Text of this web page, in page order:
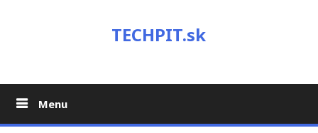
TECHPIT.sk
Menu